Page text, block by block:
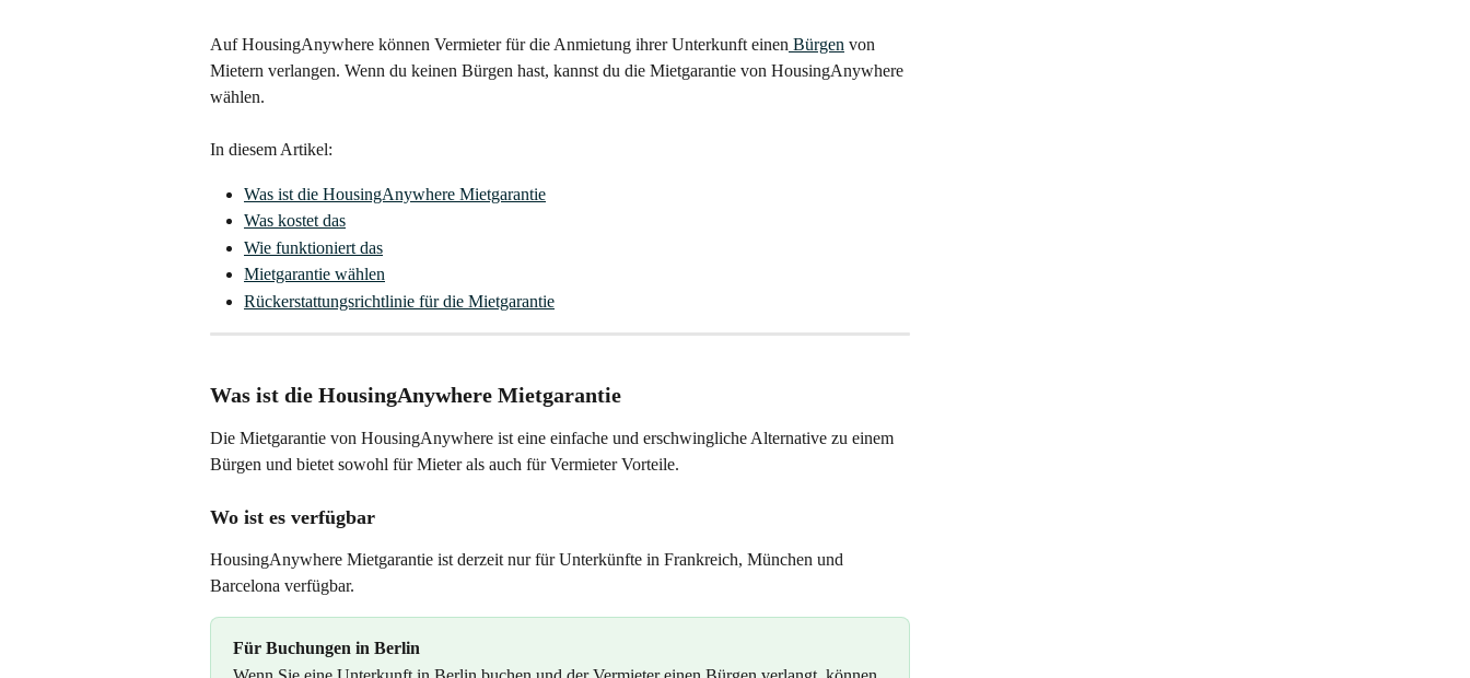
Auf HousingAnywhere können Vermieter für die Anmietung ihrer Unterkunft einen Bürgen von
Mietern verlangen. Wenn du keinen Bürgen hast, kannst du die Mietgarantie von HousingAnywhere
wählen.
In diesem Artikel:
Was ist die HousingAnywhere Mietgarantie
Was kostet das
Wie funktioniert das
Mietgarantie wählen
Rückerstattungsrichtlinie für die Mietgarantie
Was ist die HousingAnywhere Mietgarantie
Die Mietgarantie von HousingAnywhere ist eine einfache und erschwingliche Alternative zu einem
Bürgen und bietet sowohl für Mieter als auch für Vermieter Vorteile.
Wo ist es verfügbar
HousingAnywhere Mietgarantie ist derzeit nur für Unterkünfte in Frankreich, München und
Barcelona verfügbar.
Für Buchungen in Berlin